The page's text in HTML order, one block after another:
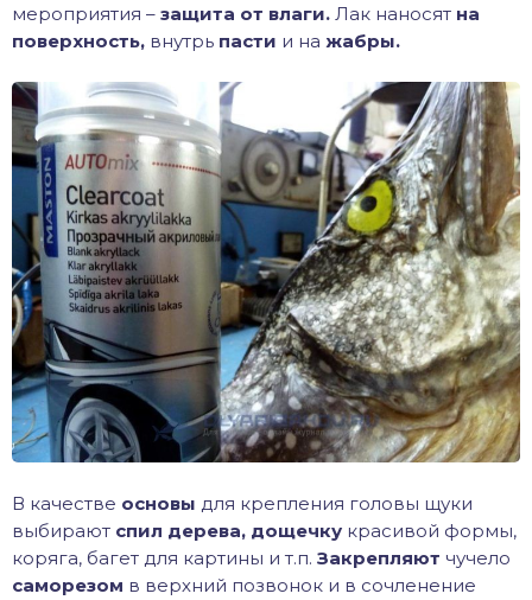
мероприятия – защита от влаги. Лак наносят на
поверхность, внутрь пасти и на жабры.
В качестве основы для крепления головы щуки
выбирают спил дерева, дощечку красивой формы,
коряга, багет для картины и т.п. Закрепляют чучело
саморезом в верхний позвонок и в сочленение